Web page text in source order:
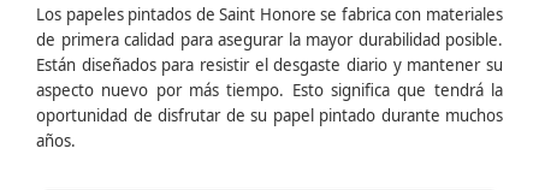
Los papeles pintados de Saint Honore se fabrica con materiales
de primera calidad para asegurar la mayor durabilidad posible.
Están diseñados para resistir el desgaste diario y mantener su
aspecto nuevo por más tiempo. Esto significa que tendrá la
oportunidad de disfrutar de su papel pintado durante muchos
años.